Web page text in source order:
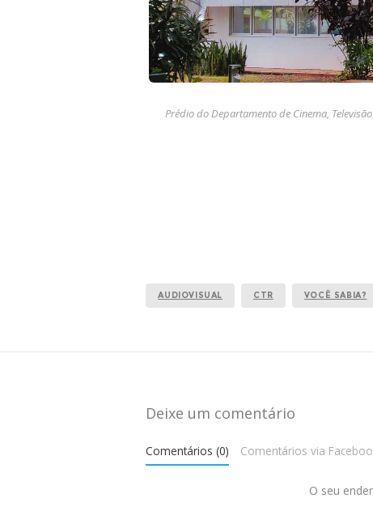
Prédio do Departamento de Cinema,
AUDIOVISUAL CTR VOCÊ SABIA?
Deixe um comentário
Comentários (0) Comentários via
O seu